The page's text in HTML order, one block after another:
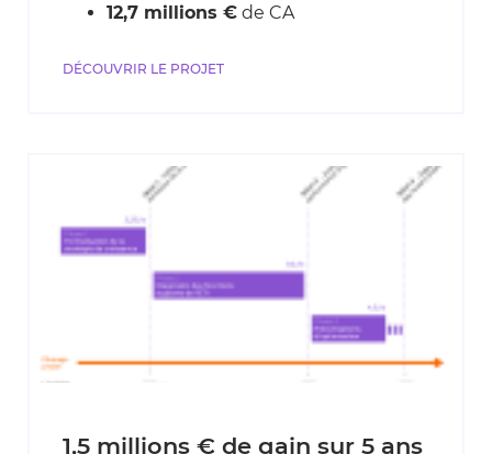
12,7 millions € de CA
DÉCOUVRIR LE PROJET
1,5 millions € de gain sur 5 ans